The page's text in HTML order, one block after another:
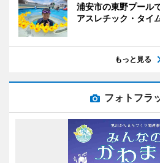
浦安市の東野プール
アスレチック・タイ
もっと見る
フォトフラ